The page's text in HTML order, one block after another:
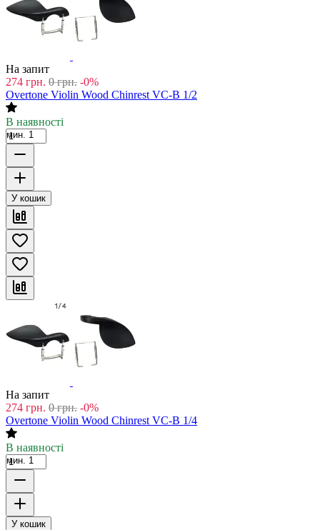
На запит
274 грн. 0 грн. -0%
Overtone Violin Wood Chinrest VC-B 1/2
В наявності
мин. 1
У кошик
На запит
274 грн. 0 грн. -0%
Overtone Violin Wood Chinrest VC-B 1/4
В наявності
мин. 1
У кошик